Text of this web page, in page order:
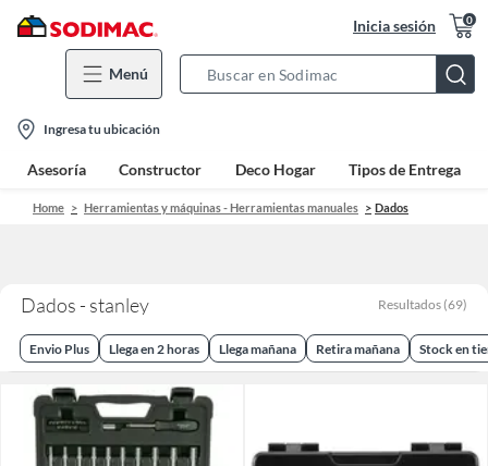
Inicia sesión 0
Menú
Bar
location-
icon
Ingresa tu ubicación
Asesoría Constructor Deco Hogar Tipos de Entrega
Home Herramientas y máquinas - Herramientas manuales Dados
Dados - stanley Resultados (69)
Envio Plus Llega en 2 horas Llega mañana Retira mañana Stock en